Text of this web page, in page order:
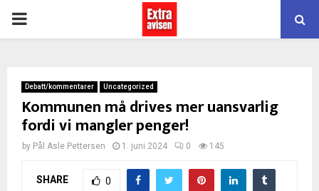
PRIMARY
Debatt/kommentarer Uncategorized
Kommunen må drives mer uansvarlig
fordi vi mangler penger!
by Pål Asle Pettersen 1. juni 2024 0 145
SHARE 0